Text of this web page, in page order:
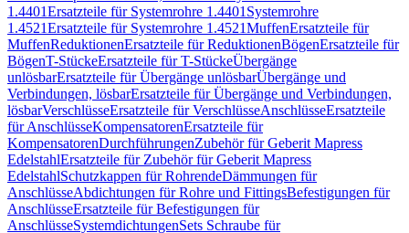
1.4401Ersatzteile für Systemrohre 1.4401 Systemrohre
1.4521Ersatzteile für Systemrohre 1.4521MuffenErsatzteile für
MuffenReduktionenErsatzteile für ReduktionenBögenErsatzteile für
BögenT-StückeErsatzteile für T-StückeÜbergänge
unlösbarErsatzteile für Übergänge unlösbarÜbergänge und
Verbindungen, lösbarErsatzteile für Übergänge und Verbindungen,
lösbarVerschlüsseErsatzteile für VerschlüsseAnschlüsseErsatzteile
für AnschlüsseKompensatorenErsatzteile für
KompensatorenDurchführungenZubehör für Geberit Mapress
EdelstahlErsatzteile für Zubehör für Geberit Mapress
EdelstahlSchutzkappen für RohrendeDämmungen für
AnschlüsseAbdichtungen für Rohre und FittingsBefestigungen für
AnschlüsseErsatzteile für Befestigungen für
AnschlüsseSystemdichtungenSets Schraube für